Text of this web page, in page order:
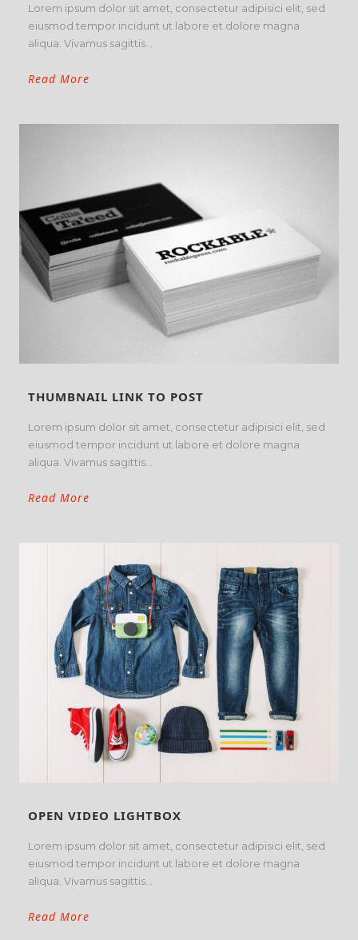
Lorem ipsum dolor sit amet, consectetur adipisici elit, sed
eiusmod tempor incidunt ut labore et dolore magna
aliqua. Vivamus sagittis...
Read More
THUMBNAIL LINK TO POST
Lorem ipsum dolor sit amet, consectetur adipisici elit, sed
eiusmod tempor incidunt ut labore et dolore magna
aliqua. Vivamus sagittis...
Read More
OPEN VIDEO LIGHTBOX
Lorem ipsum dolor sit amet, consectetur adipisici elit, sed
eiusmod tempor incidunt ut labore et dolore magna
aliqua. Vivamus sagittis...
Read More